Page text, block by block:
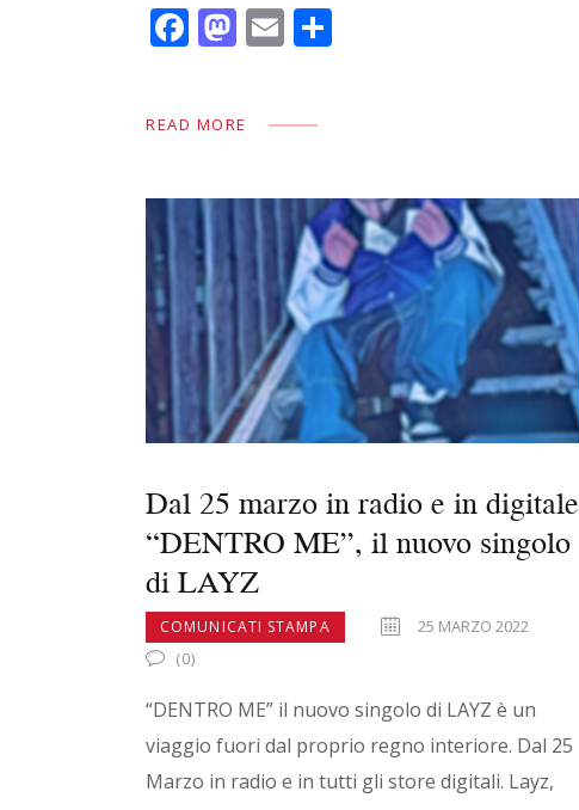
F
b
o
k
M
d
n
E
l
di
READ MORE
Dal 25 marzo in radio e in digitale
“DENTRO ME”, il nuovo singolo
di LAYZ
COMUNICATI STAMPA
25 MARZO 2022
(0)
“DENTRO ME” il nuovo singolo di LAYZ è un
viaggio fuori dal proprio regno interiore. Dal 25
Marzo in radio e in tutti gli store digitali. Layz,